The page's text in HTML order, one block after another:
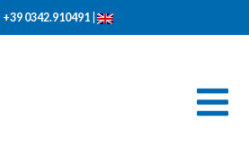
+39 0342.910491